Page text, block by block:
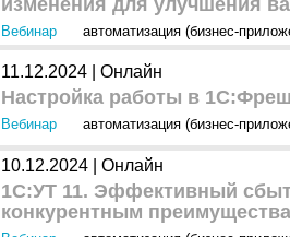
изменения для улучшения
Вебинар автоматизация (бизнес-
11.12.2024 | Онлайн
Настройка работы в
Вебинар автоматизация (бизнес-
10.12.2024 | Онлайн
1С:УТ 11. Эффективный
конкурентным